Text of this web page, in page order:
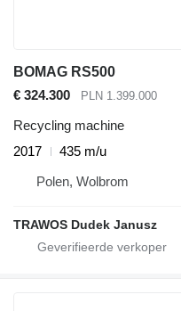
BOMAG RS500
€ 324.300
PLN 1.399.000
Recycling machine
2017
435 m/u
Polen, Wolbrom
TRAWOS Dudek Janusz